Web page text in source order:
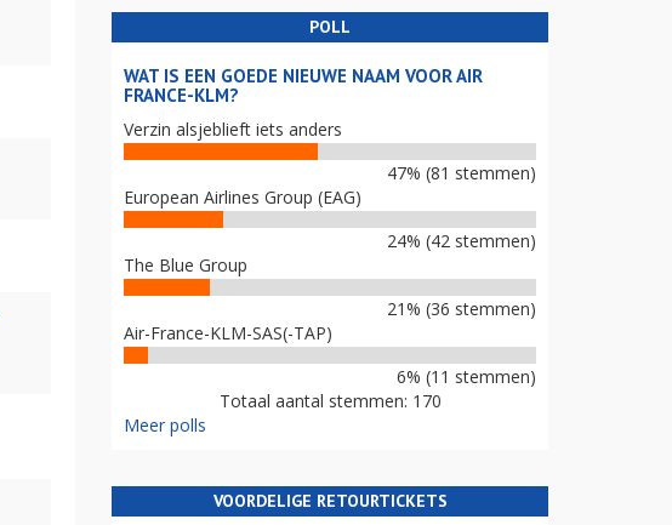
POLL
WAT IS EEN GOEDE NIEUWE NAAM VOOR AIR
FRANCE-KLM?
Verzin alsjeblieft iets anders
47% (81 stemmen)
European Airlines Group (EAG)
24% (42 stemmen)
The Blue Group
21% (36 stemmen)
Air-France-KLM-SAS(-TAP)
6% (11 stemmen)
Totaal aantal stemmen: 170
Meer polls
VOORDELIGE RETOURTICKETS